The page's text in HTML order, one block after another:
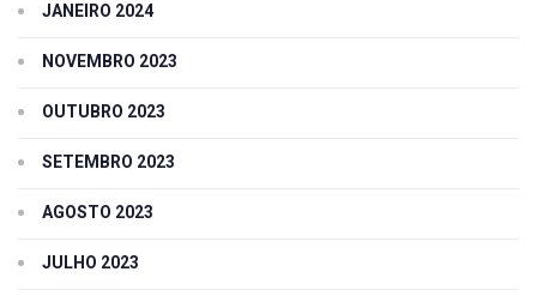
JANEIRO 2024
NOVEMBRO 2023
OUTUBRO 2023
SETEMBRO 2023
AGOSTO 2023
JULHO 2023